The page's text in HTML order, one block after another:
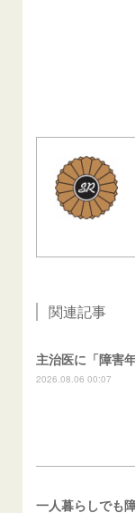
関連記事
2026.08.06 00:07